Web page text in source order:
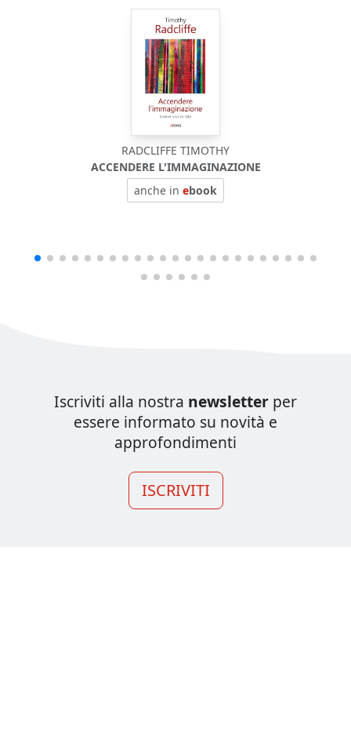
RADCLIFFE TIMOTHY
ACCENDERE L'IMMAGINAZIONE
anche in ebook
Iscriviti alla nostra newsletter per
essere informato su novità e
approfondimenti
ISCRIVITI